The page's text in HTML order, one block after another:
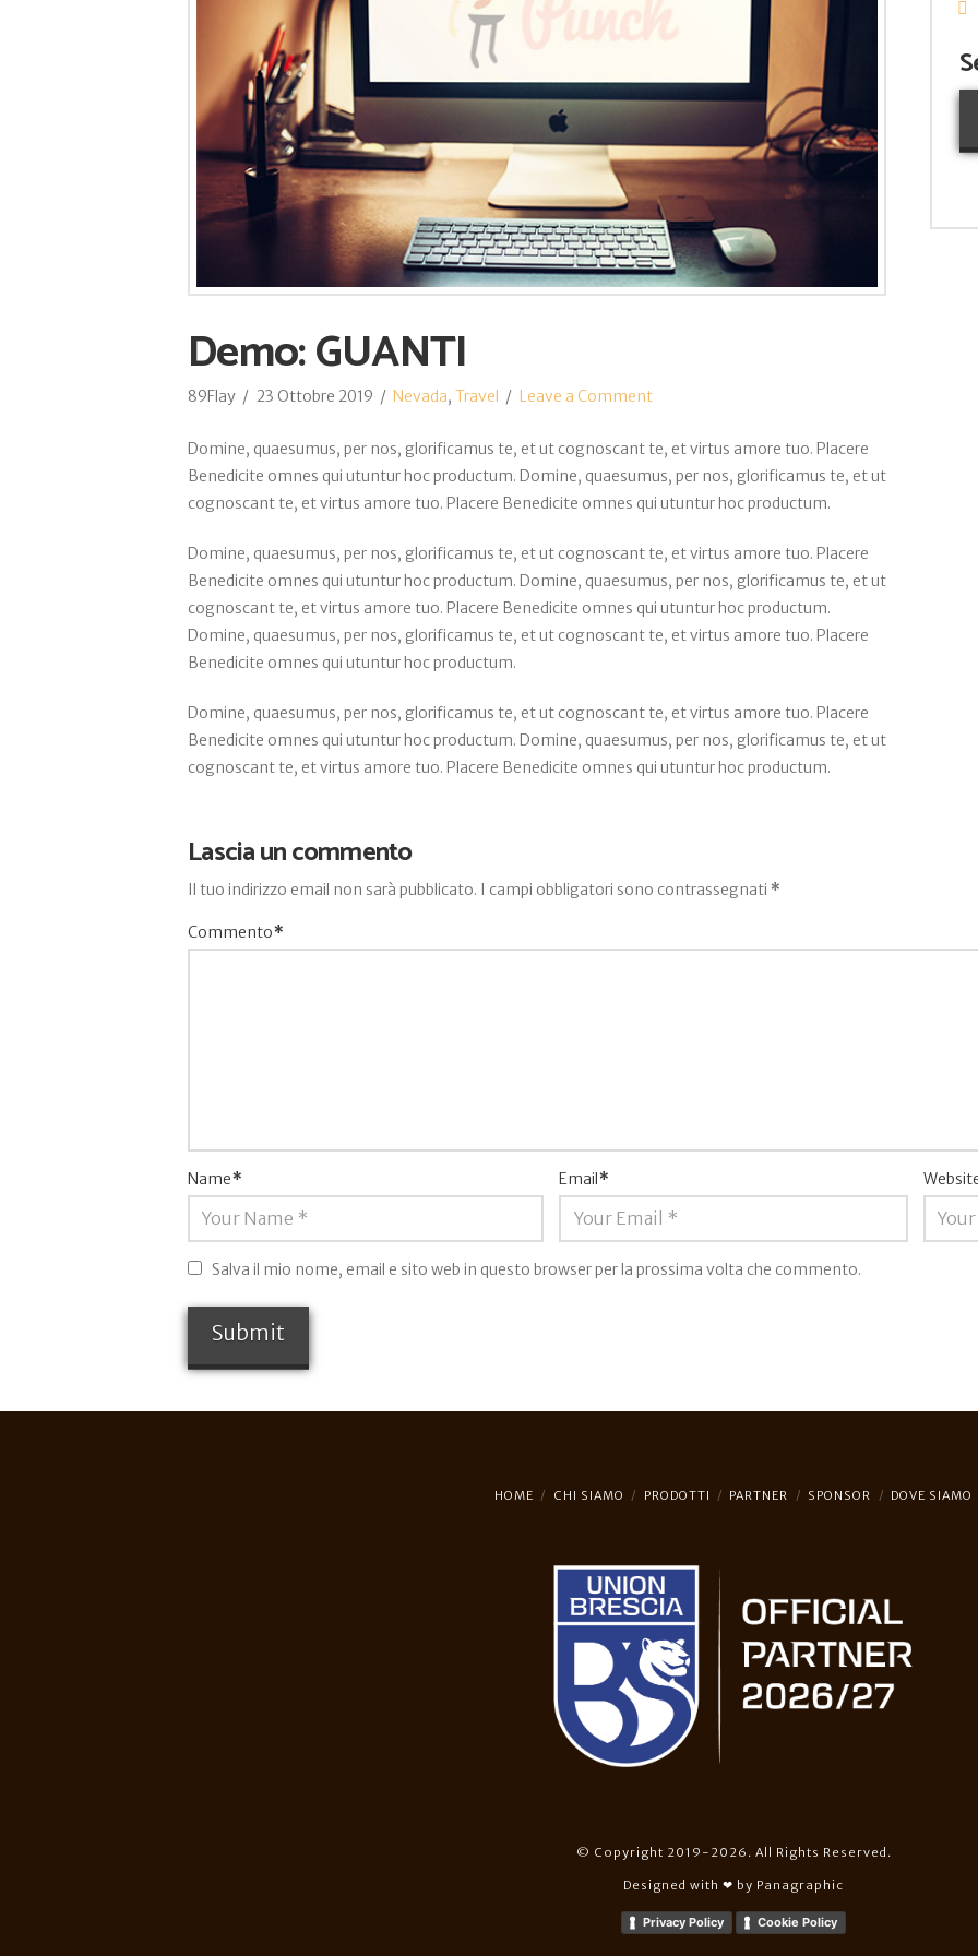
Demo: GUANTI
89Flay 23 Ottobre 2019 Nevada,Travel Leave a Comment
Domine, quaesumus, per nos, glorificamus te, et ut cognoscant te, et virtus amore tuo. Placere
Benedicite omnes qui utuntur hoc productum. Domine, quaesumus, per nos, glorificamus te, et ut
cognoscant te, et virtus amore tuo. Placere Benedicite omnes qui utuntur hoc productum.
Domine, quaesumus, per nos, glorificamus te, et ut cognoscant te, et virtus amore tuo. Placere
Benedicite omnes qui utuntur hoc productum. Domine, quaesumus, per nos, glorificamus te, et ut
cognoscant te, et virtus amore tuo. Placere Benedicite omnes qui utuntur hoc productum.
Domine, quaesumus, per nos, glorificamus te, et ut cognoscant te, et virtus amore tuo. Placere
Benedicite omnes qui utuntur hoc productum.
Domine, quaesumus, per nos, glorificamus te, et ut cognoscant te, et virtus amore tuo. Placere
Benedicite omnes qui utuntur hoc productum. Domine, quaesumus, per nos, glorificamus te, et ut
cognoscant te, et virtus amore tuo. Placere Benedicite omnes qui utuntur hoc productum.
Lascia un commento
Il tuo indirizzo email non sarà pubblicato. I campi obbligatori sono contrassegnati *
Commento*
Name* Email*
Salva il mio nome, email e sito web in questo browser per la prossima volta che commento.
HOME CHI SIAMO PRODOTTI PARTNER SPONSOR DOVE SIAMO
© Copyright 2019-2026. All Rights Reserved.
Designed with ❤︎ by Panagraphic
Privacy Policy Cookie Policy